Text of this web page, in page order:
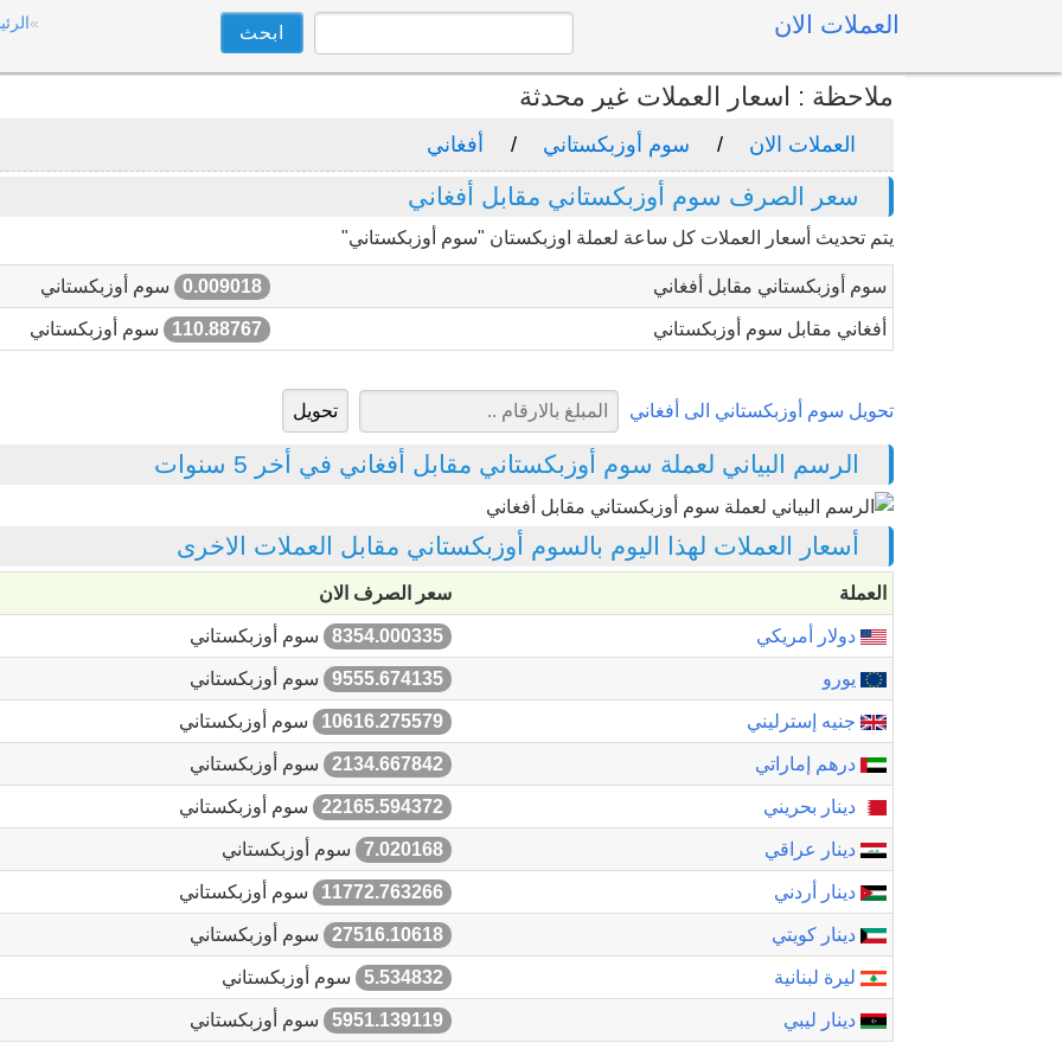
العملات الان
ملاحظة : اسعار العملات غير محدثة
العملات الان سوم أوزبكستاني أفغاني
سعر الصرف سوم أوزبكستاني مقابل أفغاني
يتم تحديث أسعار العملات كل ساعة لعملة اوزبكستان "سوم أوزبكستاني"
سوم أوزبكستاني مقابل أفغاني 0.009018 سوم أوزبكستاني
أفغاني مقابل سوم أوزبكستاني 110.88767 سوم أوزبكستاني
تحويل سوم أوزبكستاني الى أفغاني
الرسم البياني لعملة سوم أوزبكستاني مقابل أفغاني في أخر 5 سنوات
أسعار العملات لهذا اليوم بالسوم أوزبكستاني مقابل العملات الاخرى
العملة سعر الصرف الان
دولار أمريكي 8354.000335 سوم أوزبكستاني
يورو 9555.674135 سوم أوزبكستاني
جنيه إسترليني 10616.275579 سوم أوزبكستاني
درهم إماراتي 2134.667842 سوم أوزبكستاني
دينار بحريني 22165.594372 سوم أوزبكستاني
دينار عراقي 7.020168 سوم أوزبكستاني
دينار أردني 11772.763266 سوم أوزبكستاني
دينار كويتي 27516.10618 سوم أوزبكستاني
ليرة لبنانية 5.534832 سوم أوزبكستاني
دينار ليبي 5951.139119 سوم أوزبكستاني